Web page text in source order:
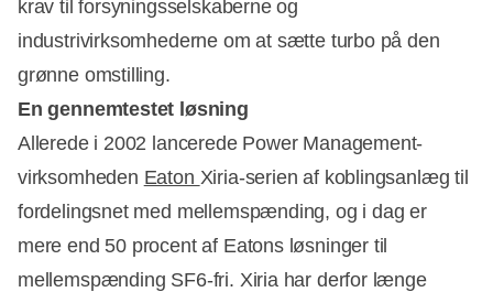
krav til forsyningsselskaberne og
industrivirksomhederne om at sætte turbo på den
grønne omstilling.
En gennemtestet løsning
Allerede i 2002 lancerede Power Management-
virksomheden Eaton Xiria-serien af koblingsanlæg til
fordelingsnet med mellemspænding, og i dag er
mere end 50 procent af Eatons løsninger til
mellemspænding SF6-fri. Xiria har derfor længe